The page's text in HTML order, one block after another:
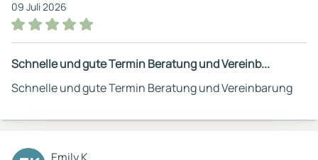
09 Juli 2026
Schnelle und gute Termin Beratung und Vereinb...
Schnelle und gute Termin Beratung und Vereinbarung